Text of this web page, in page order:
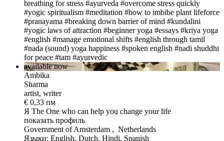
breathing for stress #ayurveda #overcome stress quickly
#yogic spiritualism #meditation #how to imbibe plant lifeforce
#pranayama #breaking down barrier of mind #kundalini
#yogic laws of attraction #beginner yoga #essays #kriya yoga
#english #manage emotional shifts #english through tamil
#nada (sound) yoga happiness #spoken english #nadi shuddhi
for peace #tam #ayurvedic
available now
Ambika
Sharma
artist, writer
€ 0,33 пм
Я The One who can help you change your life
показать профиль
Government of Amsterdam , Netherlands
Языки: English, Dutch, Hindi, Spanish